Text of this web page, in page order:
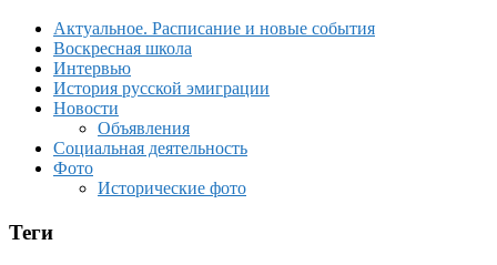
Актуальное. Расписание и новые события
Воскресная школа
Интервью
История русской эмиграции
Новости
Объявления
Социальная деятельность
Фото
Исторические фото
Теги